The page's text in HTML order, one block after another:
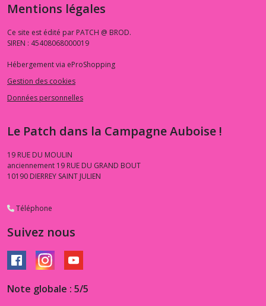
résultats
Mentions légales
Ce site est édité par PATCH @ BROD.
SIREN : 45408068000019
Hébergement via eProShopping
Gestion des cookies
Données personnelles
Le Patch dans la Campagne Auboise !
19 RUE DU MOULIN
anciennement 19 RUE DU GRAND BOUT
10190 DIERREY SAINT JULIEN
Téléphone
Suivez nous
Note globale : 5/5